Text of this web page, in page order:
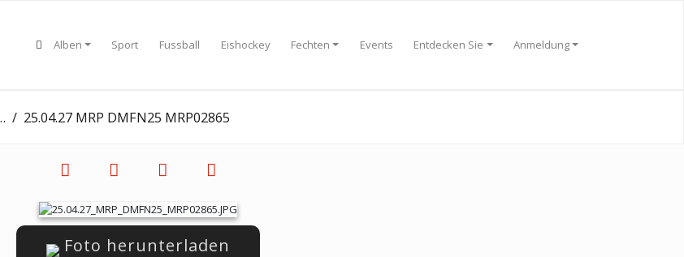
Alben Sport Fussball Eishockey Fechten Events Entdecken Sie Anmeldung
25.04.27 MRP DMFN25 MRP02865
Foto herunterladen